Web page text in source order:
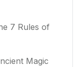
7 Rules of
Magic